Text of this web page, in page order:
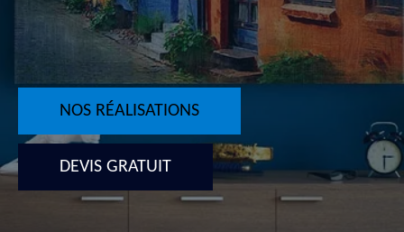
NOS RÉALISATIONS
DEVIS GRATUIT